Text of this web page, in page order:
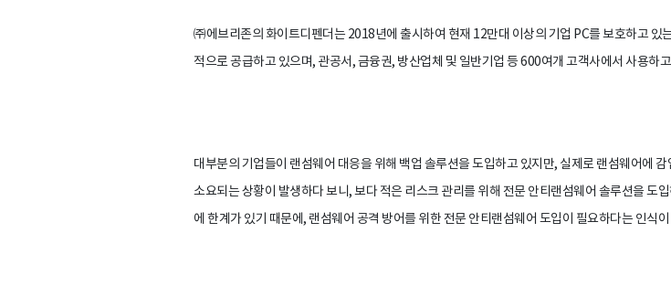
㈜에브리존의 화이트디펜더는 2018년에 출시하여 현재 12만대 이상의 기업 PC를 보호하고 있
적으로 공급하고 있으며, 관공서, 금융권, 방산업체 및 일반기업 등 600여개 고객사에서 사용하
대부분의 기업들이 랜섬웨어 대응을 위해 백업 솔루션을 도입하고 있지만, 실제로 랜섬웨어에
소요되는 상황이 발생하다 보니, 보다 적은 리스크 관리를 위해 전문 안티랜섬웨어 솔루션을 도
에 한계가 있기 때문에, 랜섬웨어 공격 방어를 위한 전문 안티랜섬웨어 도입이 필요하다는 인식